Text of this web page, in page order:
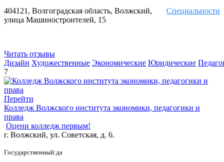
Специальности
404121, Волгоградская область, Волжский,
улица Машиностроителей, 15
Читать отзывы
Дизайн Художественные Экономические Юридические
7
Перейти
Колледж Волжского института экономики, педагогики и
права
Оцени колледж первым!
г. Волжский, ул. Советская, д. 6.
Государственный:да